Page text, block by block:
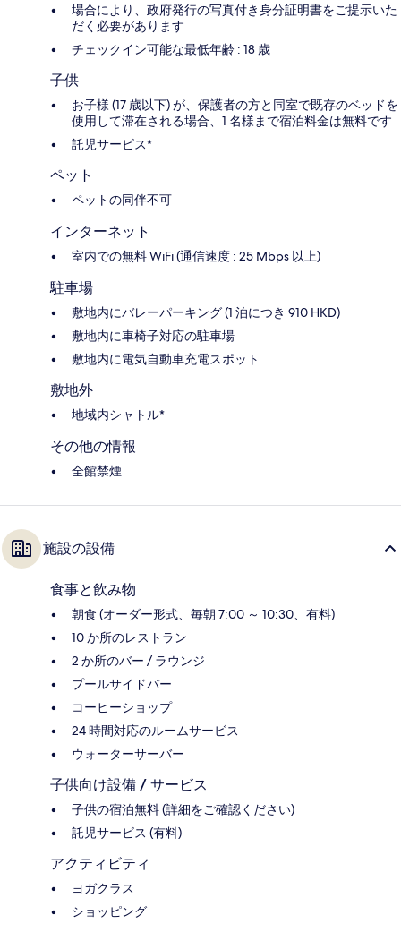
場合により、政府発行の写真付き身分証明書をご提示いた
だく必要があります
チェックイン可能な最低年齢 : 18 歳
子供
お子様 (17 歳以下) が、保護者の方と同室で既存のベッドを
使用して滞在される場合、1 名様まで宿泊料金は無料です
託児サービス*
ペット
ペットの同伴不可
インターネット
室内での無料 WiFi (通信速度 : 25 Mbps 以上)
駐車場
敷地内にバレーパーキング (1 泊につき 910 HKD)
敷地内に車椅子対応の駐車場
敷地内に電気自動車充電スポット
敷地外
地域内シャトル*
その他の情報
全館禁煙
施設の設備
食事と飲み物
朝食 (オーダー形式、毎朝 7:00 ～ 10:30、有料)
10 か所のレストラン
2 か所のバー / ラウンジ
プールサイドバー
コーヒーショップ
24 時間対応のルームサービス
ウォーターサーバー
子供向け設備 / サービス
子供の宿泊無料 (詳細をご確認ください)
託児サービス (有料)
アクティビティ
ヨガクラス
ショッピング